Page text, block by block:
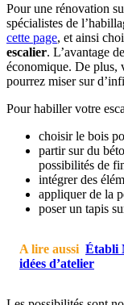
Pour une rénovation
spécialistes de
cette page, et ainsi
escalier. L’avantage
économique. De plus,
pourrez miser sur
Pour habiller votre
choisir le bois
partir sur du
possibilités de
intégrer des
appliquer de la
poser un tapis
A lire aussi Établi
idées d’atelier